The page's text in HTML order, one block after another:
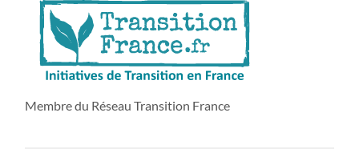
Membre du Réseau Transition France